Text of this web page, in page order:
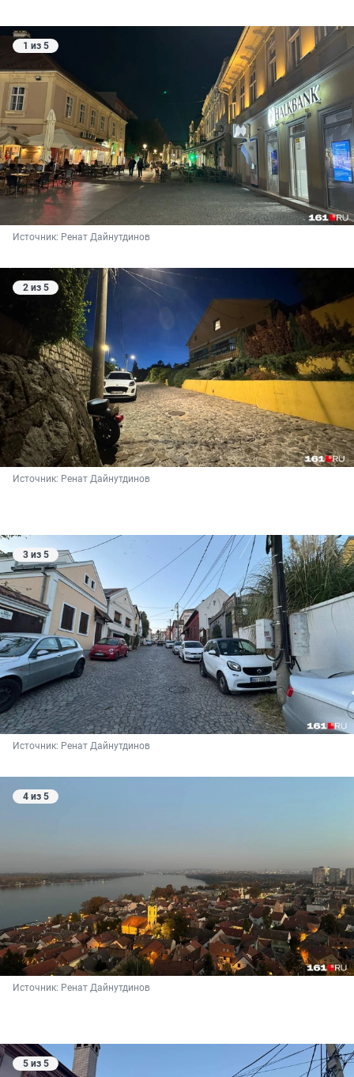
1 из 5
Источник: Ренат Дайнутдинов
2 из 5
Источник: Ренат Дайнутдинов
3 из 5
Источник: Ренат Дайнутдинов
4 из 5
Источник: Ренат Дайнутдинов
5 из 5